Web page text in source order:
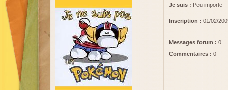
Je suis : Peu importe
Inscription : 01/02/
Messages forum : 0
Commentaires : 0